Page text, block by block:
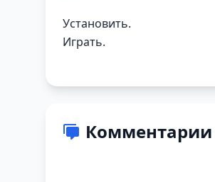
Установить.
Играть.
Комментарии